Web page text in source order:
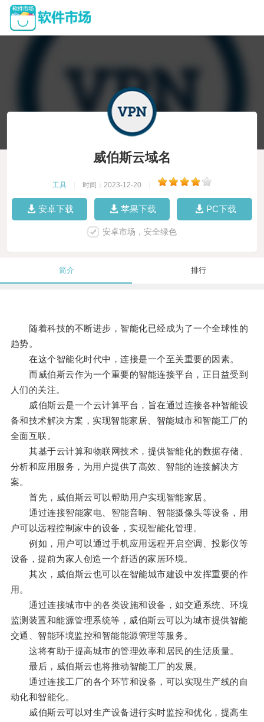
威伯斯云域名
工具 时间：2023-12-20
安卓下载 苹果下载 PC下载
安卓市场，安全绿色
简介 排行
随着科技的不断进步，智能化已经成为了一个全球性的
趋势。
在这个智能化时代中，连接是一个至关重要的因素。
而威伯斯云作为一个重要的智能连接平台，正日益受到
人们的关注。
威伯斯云是一个云计算平台，旨在通过连接各种智能设
备和技术解决方案，实现智能家居、智能城市和智能工厂的
全面互联。
其基于云计算和物联网技术，提供智能化的数据存储、
分析和应用服务，为用户提供了高效、智能的连接解决方
案。
首先，威伯斯云可以帮助用户实现智能家居。
通过连接智能家电、智能音响、智能摄像头等设备，用
户可以远程控制家中的设备，实现智能化管理。
例如，用户可以通过手机应用远程开启空调、投影仪等
设备，提前为家人创造一个舒适的家居环境。
其次，威伯斯云也可以在智能城市建设中发挥重要的作
用。
通过连接城市中的各类设施和设备，如交通系统、环境
监测装置和能源管理系统等，威伯斯云可以为城市提供智能
交通、智能环境监控和智能能源管理等服务。
这将有助于提高城市的管理效率和居民的生活质量。
最后，威伯斯云也将推动智能工厂的发展。
通过连接工厂的各个环节和设备，可以实现生产线的自
动化和智能化。
威伯斯云可以对生产设备进行实时监控和优化，提高生